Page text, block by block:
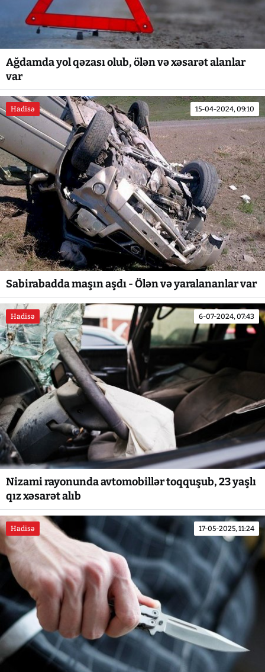
Ağdamda yol qəzası olub, ölən və xəsarət alanlar
var
Hadisə 15-04-2024, 09:10
Sabirabadda maşın aşdı - Ölən və yaralananlar var
Hadisə 6-07-2024, 07:43
Nizami rayonunda avtomobillər toqquşub, 23 yaşlı
qız xəsarət alıb
Hadisə 17-05-2025, 11:24